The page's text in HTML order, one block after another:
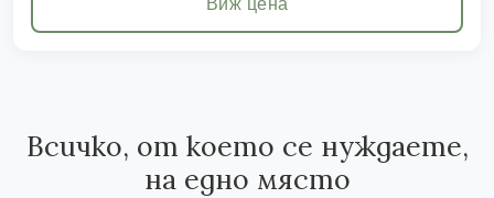
Всичко, от което се нуждаете,
на едно място